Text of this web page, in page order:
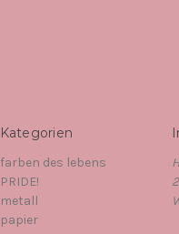
Kategorien
farben des lebens
PRIDE!
metall
papier